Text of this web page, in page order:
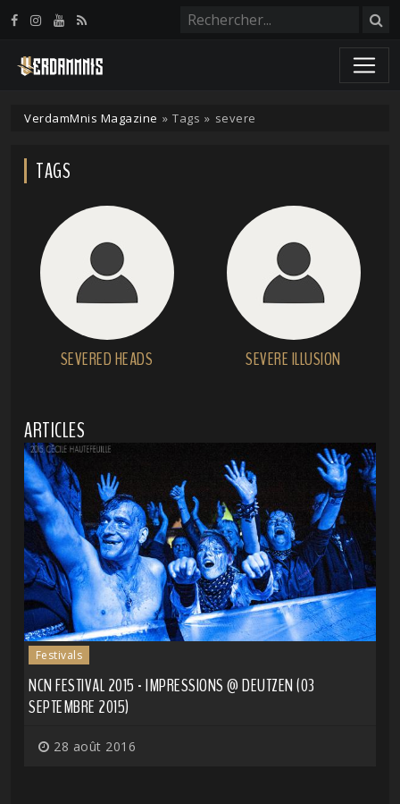
VerdamMnis Magazine » Tags » severe
TAGS
SEVERED HEADS SEVERE ILLUSION
ARTICLES
Festivals
NCN FESTIVAL 2015 - IMPRESSIONS @ DEUTZEN (03
SEPTEMBRE 2015)
28 août 2016
Panneau de gestion des cookies